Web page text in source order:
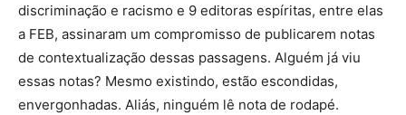
discriminação e racismo e 9 editoras espíritas, entre elas
a FEB, assinaram um compromisso de publicarem notas
de contextualização dessas passagens. Alguém já viu
essas notas? Mesmo existindo, estão escondidas,
envergonhadas. Aliás, ninguém lê nota de rodapé.